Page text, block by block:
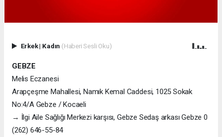
Erkek| Kadın (Haberi Sesli Oku)
GEBZE
Melis Eczanesi
Arapçeşme Mahallesi, Namık Kemal Caddesi, 1025 Sokak
No:4/A Gebze / Kocaeli
→ İlgi Aile Sağlığı Merkezi karşısı, Gebze Sedaş arkası Gebze 0
(262) 646-55-84